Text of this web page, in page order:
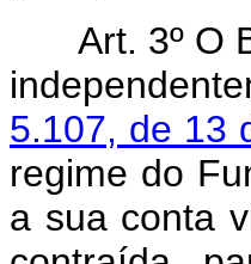
Art. 3º O
5.107, de 13
regime do
a sua conta